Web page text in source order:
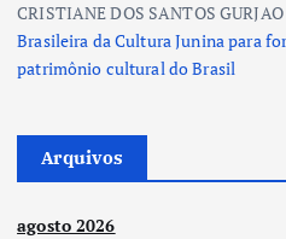
CRISTIANE DOS SANTOS GURJAO
Brasileira da Cultura Junina para
patrimônio cultural do Brasil
Arquivos
agosto 2026